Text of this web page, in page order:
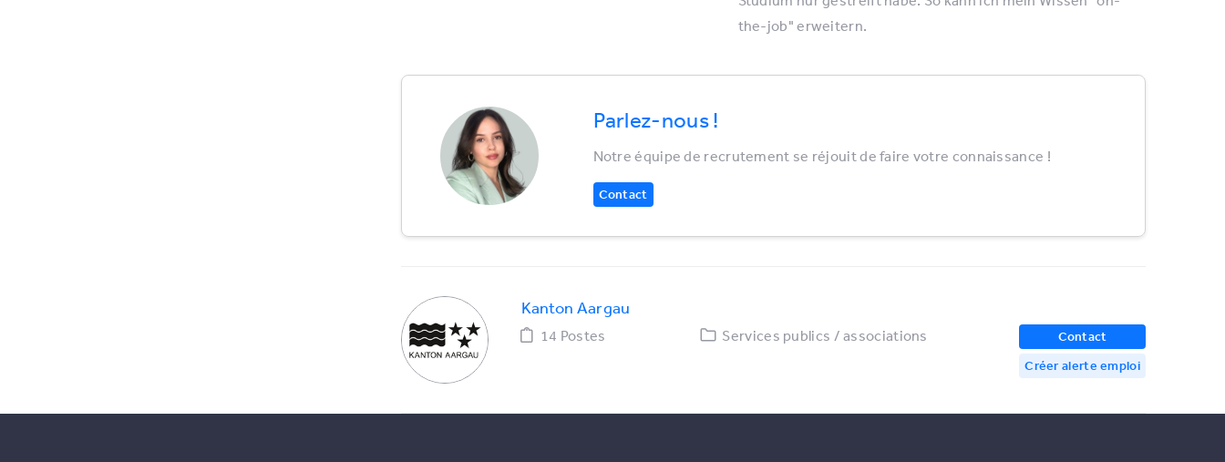
the-job" erweitern.
Parlez-nous !
Notre équipe de recrutement se réjouit de faire votre connaissance !
Contact
Kanton Aargau
14 Postes Services publics / associations
Contact
Créer alerte emploi